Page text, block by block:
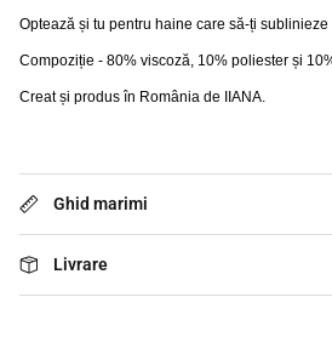
Optează și tu pentru haine care să-ți
Compoziție - 80% viscoză, 10% poliester și
Creat și produs în România de IIANA.
Ghid marimi
Livrare